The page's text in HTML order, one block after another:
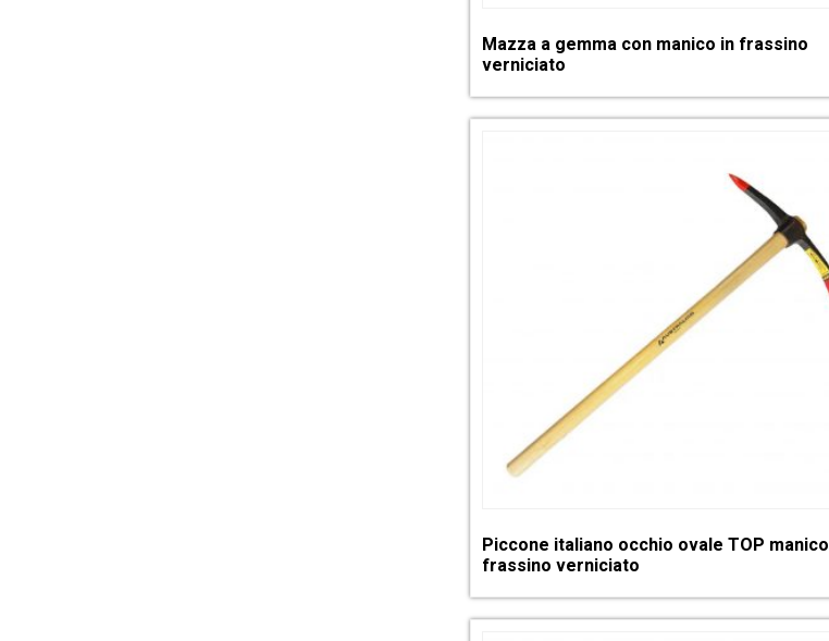
Mazza a gemma con manico in frassino
verniciato
Piccone italiano occhio ovale TOP manico
frassino verniciato